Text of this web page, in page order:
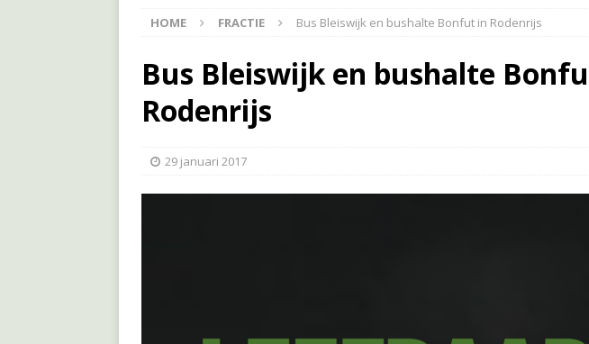
HOME FRACTIE Bus Bleiswijk en bushalte Bonfut in Rodenrijs
Bus Bleiswijk en bushalte
Rodenrijs
29 januari 2017